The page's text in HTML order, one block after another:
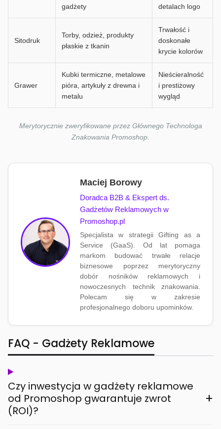
gadżety
detalach logo
Sitodruk
Torby, odzież, produkty
płaskie z tkanin
Trwałość i
doskonałe
krycie kolorów
Grawer
Kubki termiczne, metalowe
pióra, artykuły z drewna i
metalu
Nieścieralność
i prestiżowy
wygląd
Merytorycznie zweryfikowane przez Głównego Technologa
Znakowania Promoshop.
Maciej Borowy
Doradca B2B & Ekspert ds.
Gadżetów Reklamowych w
Promoshop.pl
Specjalista w strategii Gifting as a
Service (GaaS). Od lat pomaga
markom budować trwałe relacje
biznesowe poprzez merytoryczny
dobór nośników reklamowych i
nowoczesnych technik znakowania.
Polecam się w zakresie
profesjonalnego doboru upominków.
FAQ - Gadżety Reklamowe
Czy inwestycja w gadżety reklamowe
od Promoshop gwarantuje zwrot
(ROI)?
+